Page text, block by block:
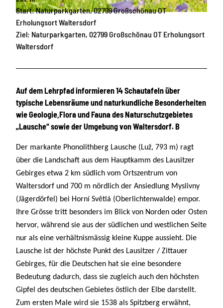
© Tourismuszentrum Naturpark Zittauer Gebirge, Das Landschaftswunderland Oberlausitz |
Start: Naturparkgarten, 02799 Großschönau OT
Erholungsort Waltersdorf
Ziel: Naturparkgarten, 02799 Großschönau OT Erholungsort
Waltersdorf
Auf dem Lehrpfad informieren 14 Schautafeln über
typische Lebensräume und naturkundliche Besonderheiten
wie Geologie,Flora und Fauna des Naturschutzgebietes
„Lausche“ sowie der Umgebung von Waltersdorf. B
Der markante Phonolithberg Lausche (Luž, 793 m) ragt
über die Landschaft aus dem Hauptkamm des Lausitzer
Gebirges etwa 2 km südlich vom Ortszentrum von
Waltersdorf und 700 m nördlich der Ansiedlung Myslivny
(Jägerdörfel) bei Horní Světlá (Oberlichtenwalde) empor.
Ihre Grösse tritt besonders im Blick von Norden oder Osten
hervor, während sie aus der südlichen und westlichen Seite
nur als eine verhältnismässig kleine Kuppe aussieht. Die
Lausche ist der höchste Punkt des Lausitzer / Zittauer
Gebirges, für die Deutschen hat sie eine besondere
Bedeutung dadurch, dass sie zugleich auch den höchsten
Gipfel des deutschen Gebietes östlich der Elbe darstellt.
Zum ersten Male wird sie 1538 als Spitzberg erwähnt,